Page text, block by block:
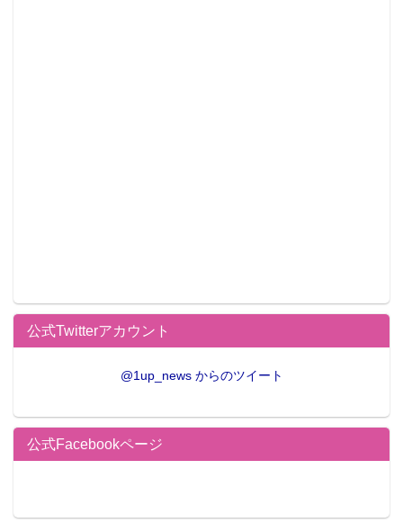
公式Twitterアカウント
@1up_news からのツイート
公式Facebookページ